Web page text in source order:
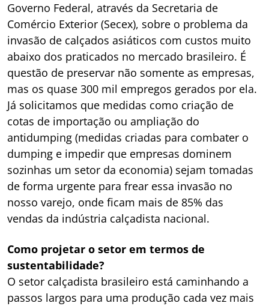
Governo Federal, através da Secretaria de
Comércio Exterior (Secex), sobre o problema da
invasão de calçados asiáticos com custos muito
abaixo dos praticados no mercado brasileiro. É
questão de preservar não somente as empresas,
mas os quase 300 mil empregos gerados por ela.
Já solicitamos que medidas como criação de
cotas de importação ou ampliação do
antidumping (medidas criadas para combater o
dumping e impedir que empresas dominem
sozinhas um setor da economia) sejam tomadas
de forma urgente para frear essa invasão no
nosso varejo, onde ficam mais de 85% das
vendas da indústria calçadista nacional.
Como projetar o setor em termos de
sustentabilidade?
O setor calçadista brasileiro está caminhando a
passos largos para uma produção cada vez mais